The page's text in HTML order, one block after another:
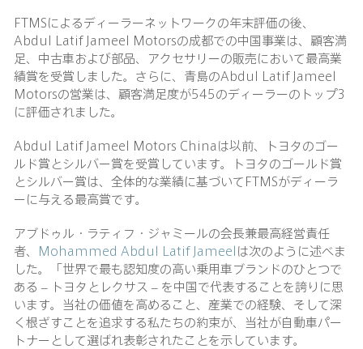
FTMSによるディーラーネットワークの年末評価の後、
Abdul Latif Jameel Motorsの成都での中国事業は、顧客満
足、中古車および部品、アクセサリーの販売において最高業
績賞を受賞しました。さらに、青島のAbdul Latif Jameel
Motorsの営業は、顧客満足度が545のディーラーのトップ3
に評価されました。
Abdul Latif Jameel Motors Chinaは以前、トヨタのゴー
ルド賞とシルバー賞を受賞しています。トヨタのゴールド賞
とシルバー賞は、全体的な業績に基づいてFTMSがディーラ
ーに与える最高賞です。
アブドゥル・ラティフ・ジャミールの会長兼最高経営責任
者、 Mohammed Abdul Latif Jameelは次のように述べま
した。「世界で最も認知度の高い乗用車ブランドのひとつで
ある – トヨタとレクサス – を中国で代表することを誇りに思
います。当社の価値を高めること、産業での経験、そして深
く根ざすことを追求する私たちの約束が、当社が自動車パー
トナーとして選ばれ表彰されたことを示しています。